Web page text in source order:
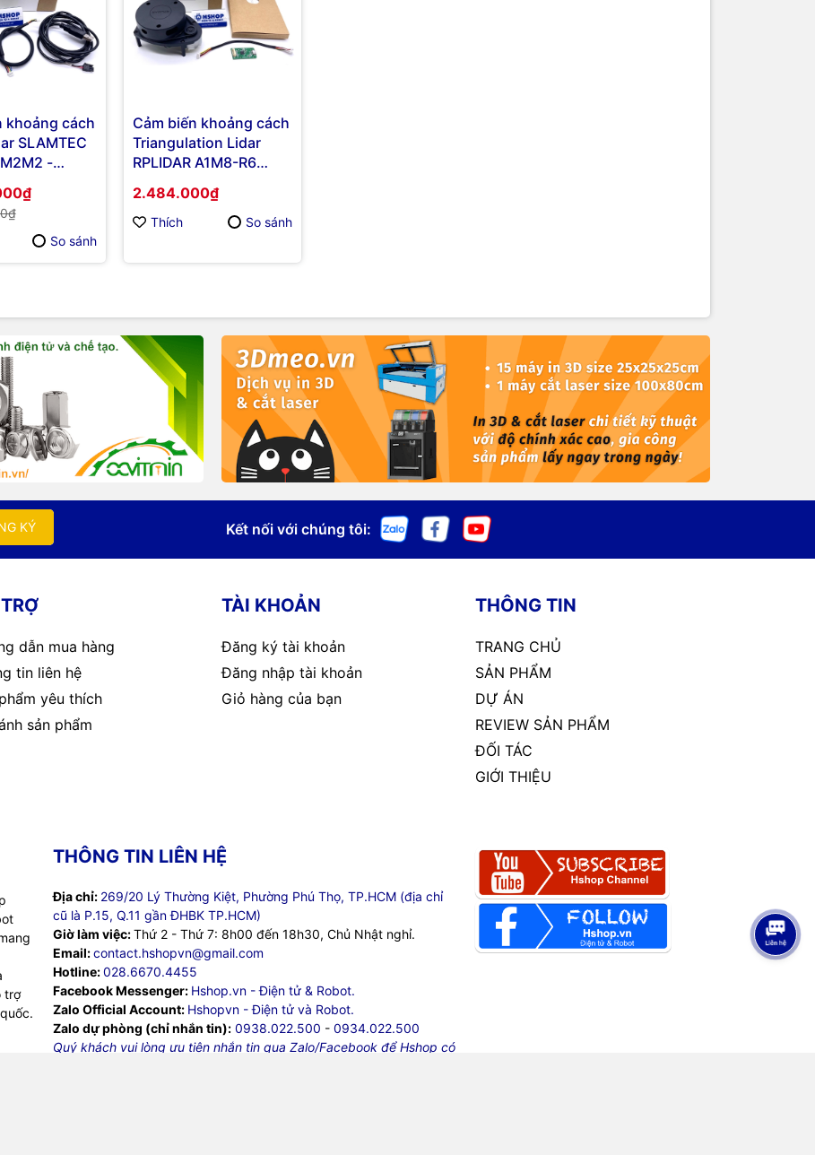
khoảng cách
SLAMTEC
-
So sánh
Cảm biến khoảng cách
Triangulation Lidar
RPLIDAR A1M8-R6
Scanner
2.484.000₫
Thích So sánh
KÝ Kết nối với chúng tôi:
dẫn mua hàng
tin liên hệ
yêu thích
sản phẩm
TÀI KHOẢN
Đăng ký tài khoản
Đăng nhập tài khoản
Giỏ hàng của bạn
THÔNG TIN
TRANG CHỦ
SẢN PHẨM
DỰ ÁN
REVIEW SẢN PHẨM
ĐỐI TÁC
GIỚI THIỆU
trợ
THÔNG TIN LIÊN HỆ
Địa chỉ: 269/20 Lý Thường Kiệt, Phường Phú Thọ, TP.HCM (địa chỉ
cũ là P.15, Q.11 gần ĐHBK TP.HCM)
Giờ làm việc:Thứ 2 - Thứ 7: 8h00 đến 18h30, Chủ Nhật nghỉ.
Email:contact.hshopvn@gmail.com
Hotline:028.6670.4455
Facebook Messenger: Hshop.vn - Điện tử & Robot.
Zalo Official Account: Hshopvn - Điện tử và Robot.
Zalo dự phòng (chỉ nhắn tin): 0938.022.500 - 0934.022.500
Quý khách vui lòng ưu tiên nhắn tin qua Zalo/Facebook để Hshop có